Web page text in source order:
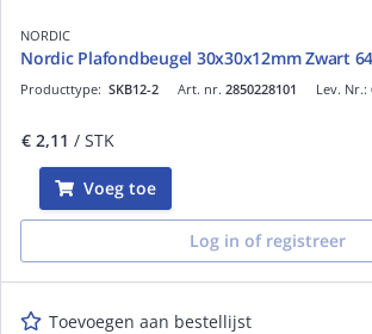
NORDIC
Nordic Plafondbeugel 30x30x12mm Zwart
Art. nr. 2850228101
Producttype: SKB12-2 Lev. Nr.:
€ 2,11 / STK
Voeg toe
Log in of registreer
Toevoegen aan bestellijst